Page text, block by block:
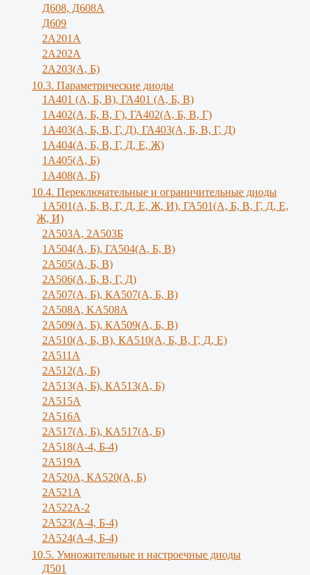
Д608, Д608А
Д609
2А201А
2А202А
2А203(А, Б)
10.3. Параметрические диоды
1A401 (А, Б, В), ГА401 (А, Б, В)
1А402(А, Б, В, Г), ГА402(А, Б, В, Г)
1А403(А, Б, В, Г, Д), ГА403(А, Б, В, Г, Д)
1А404(А, Б, В, Г, Д, Е, Ж)
1А405(А, Б)
1А408(А, Б)
10.4. Переключательные и ограничительные диоды
1А501(А, Б, В, Г, Д, E, Ж, И), ГА501(А, Б, В, Г, Д, Е,
Ж, И)
2A503A, 2А503Б
1А504(А, Б), ГА504(А, Б, В)
2А505(А, Б, B)
2А506(А, Б, В, Г, Д)
2А507(А, Б), КА507(А, Б, В)
2А508А, KA508A
2А509(А, Б), КА509(А, Б, В)
2А510(А, Б, В), КА510(А, Б, В, Г, Д, Е)
2А511А
2А512(А, Б)
2А513(А, Б), КА513(А, Б)
2А515А
2A516A
2А517(А, Б), КА517(А, Б)
2А518(А-4, Б-4)
2A519A
2А520А, КА520(А, Б)
2А521А
2А522А-2
2А523(А-4, Б-4)
2А524(А-4, Б-4)
10.5. Умножительные и настроечные диоды
Д501